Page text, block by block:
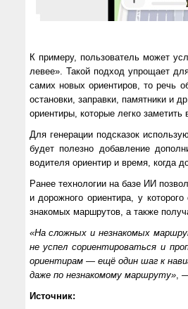
К примеру, пользователь может
левее». Такой подход упрощает
самих новых ориентиров, то речь
остановки, заправки, памятники и
ориентиры, которые легко заметить
Для генерации подсказок
будет полезно добавление
водителя ориентир и время, когда
Ранее технологии на базе ИИ
и дорожного ориентира, у
знакомых маршрутов, а также
«На сложных и незнакомых
не успел сориентироваться и
ориентирам — ещё один шаг к
даже по незнакомому маршруту», —
Источник: